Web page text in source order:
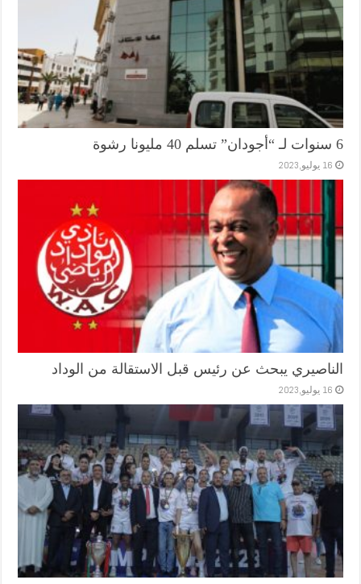
6 سنوات لـ “أجودان” تسلم 40 مليونا رشوة
16 يوليو,2023
الناصيري يبحث عن رئيس قبل الاستقالة من الوداد
16 يوليو,2023